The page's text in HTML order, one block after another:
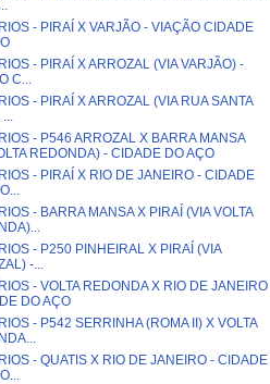
- PIRAÍ X VARJÃO - VIAÇÃO CIDADE
- PIRAÍ X ARROZAL (VIA VARJÃO) -
C...
- PIRAÍ X ARROZAL (VIA RUA SANTA
...
- P546 ARROZAL X BARRA MANSA
REDONDA) - CIDADE DO AÇO
- PIRAÍ X RIO DE JANEIRO - CIDADE
- BARRA MANSA X PIRAÍ (VIA VOLTA
- P250 PINHEIRAL X PIRAÍ (VIA
-...
- VOLTA REDONDA X RIO DE JANEIRO
DO AÇO
- P542 SERRINHA (ROMA II) X VOLTA
- QUATIS X RIO DE JANEIRO - CIDADE